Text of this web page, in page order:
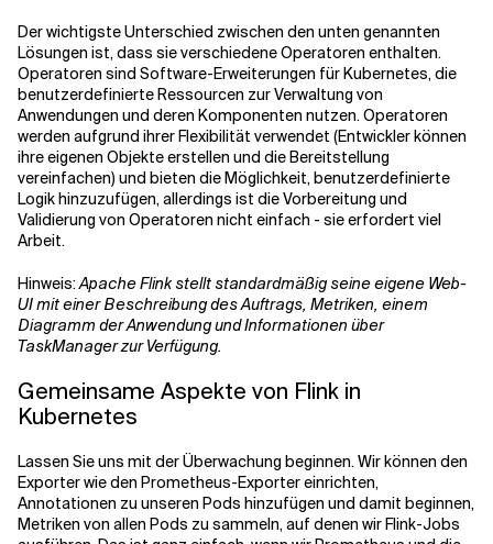
Der wichtigste Unterschied zwischen den unten genannten
Lösungen ist, dass sie verschiedene Operatoren enthalten.
Operatoren sind Software-Erweiterungen für Kubernetes, die
benutzerdefinierte Ressourcen zur Verwaltung von
Anwendungen und deren Komponenten nutzen. Operatoren
werden aufgrund ihrer Flexibilität verwendet (Entwickler können
ihre eigenen Objekte erstellen und die Bereitstellung
vereinfachen) und bieten die Möglichkeit, benutzerdefinierte
Logik hinzuzufügen, allerdings ist die Vorbereitung und
Validierung von Operatoren nicht einfach - sie erfordert viel
Arbeit.
Hinweis:Apache Flink stellt standardmäßig seine eigene Web-
UI mit einer Beschreibung des Auftrags, Metriken, einem
Diagramm der Anwendung und Informationen über
TaskManager zur Verfügung.
Gemeinsame Aspekte von Flink in
Kubernetes
Lassen Sie uns mit der Überwachung beginnen. Wir können den
Exporter wie den Prometheus-Exporter einrichten,
Annotationen zu unseren Pods hinzufügen und damit beginnen,
Metriken von allen Pods zu sammeln, auf denen wir Flink-Jobs